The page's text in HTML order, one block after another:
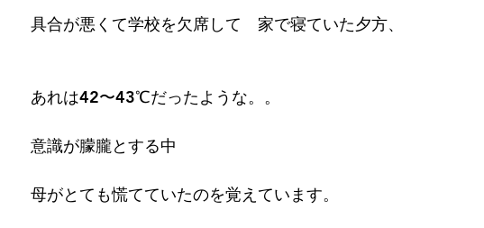
イベート 無題のカテゴリー 無題のカテゴリー
具合が悪くて学校を欠席して　家で寝ていた夕方、
あれは42〜43℃だったような。。
意識が朦朧とする中
母がとても慌てていたのを覚えています。